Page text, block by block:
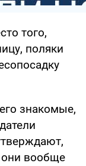
того,
поляки
знакомые,
они вообще